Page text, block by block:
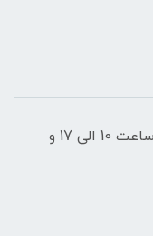
زمان پاسخگویی از شنبه تا چهارشنبه از ساعت 10 الی 17 و